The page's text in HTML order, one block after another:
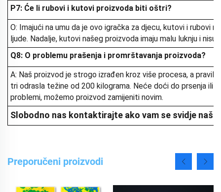
P7: Će li rubovi i kutovi proizvoda biti oštri?
O: Imajući na umu da je ovo igračka za djecu, kutovi i rubovi
ljude. Nadalje, kutovi našeg proizvoda imaju malu luknju i nisu
Q8: O problemu prašenja i promrštavanja proizvoda?
A: Naš proizvod je strogo izrađen kroz više procesa, a
tri odrasla težine od 200 kilograma. Neće doći do prsenja ili
problemi, možemo proizvod zamijeniti novim.
Slobodno nas kontaktirajte ako vam se svidje naši
Preporučeni proizvodi